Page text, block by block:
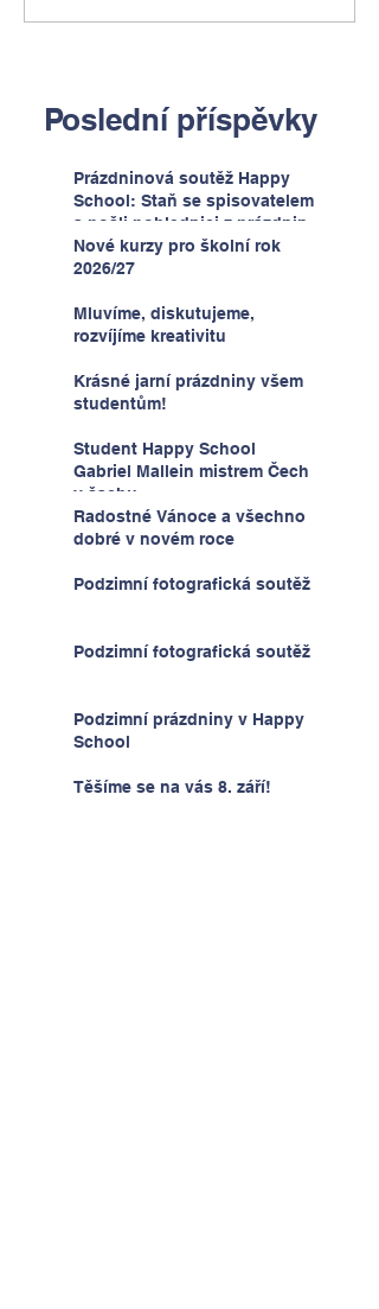
Poslední příspěvky
Prázdninová soutěž Happy
School: Staň se spisovatelem
a pošli pohlednici z prázdnin
Nové kurzy pro školní rok
2026/27
Mluvíme, diskutujeme,
rozvíjíme kreativitu
Krásné jarní prázdniny všem
studentům!
Student Happy School
Gabriel Mallein mistrem Čech
v šachu
Radostné Vánoce a všechno
dobré v novém roce
Podzimní fotografická soutěž
Podzimní fotografická soutěž
Podzimní prázdniny v Happy
School
Těšíme se na vás 8. září!